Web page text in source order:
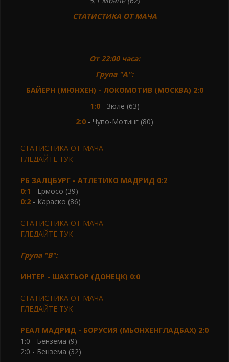
СТАТИСТИКА ОТ МАЧА
От 22:00 часа:
Група "А":
БАЙЕРН (МЮНХЕН) - ЛОКОМОТИВ (МОСКВА) 2:0
1:0- Зюлe (63)
2:0 - Чупо-Мотинг (80)
СТАТИСТИКА ОТ МАЧА
ГЛЕДАЙТЕ ТУК
РБ ЗАЛЦБУРГ - АТЛЕТИКО МАДРИД 0:2
0:1 - Ермосо (39)
0:2 - Караско (86)
СТАТИСТИКА ОТ МАЧА
ГЛЕДАЙТЕ ТУК
Група "В":
ИНТЕР - ШАХТЬОР (ДОНЕЦК) 0:0
СТАТИСТИКА ОТ МАЧА
ГЛЕДАЙТЕ ТУК
РЕАЛ МАДРИД - БОРУСИЯ (МЬОНХЕНГЛАДБАХ) 2:0
1:0 - Бензема (9)
2:0 - Бензема (32)